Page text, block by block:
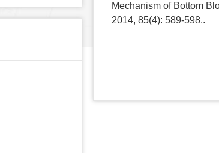
Mechanism of Bottom
2014, 85(4): 589-598..